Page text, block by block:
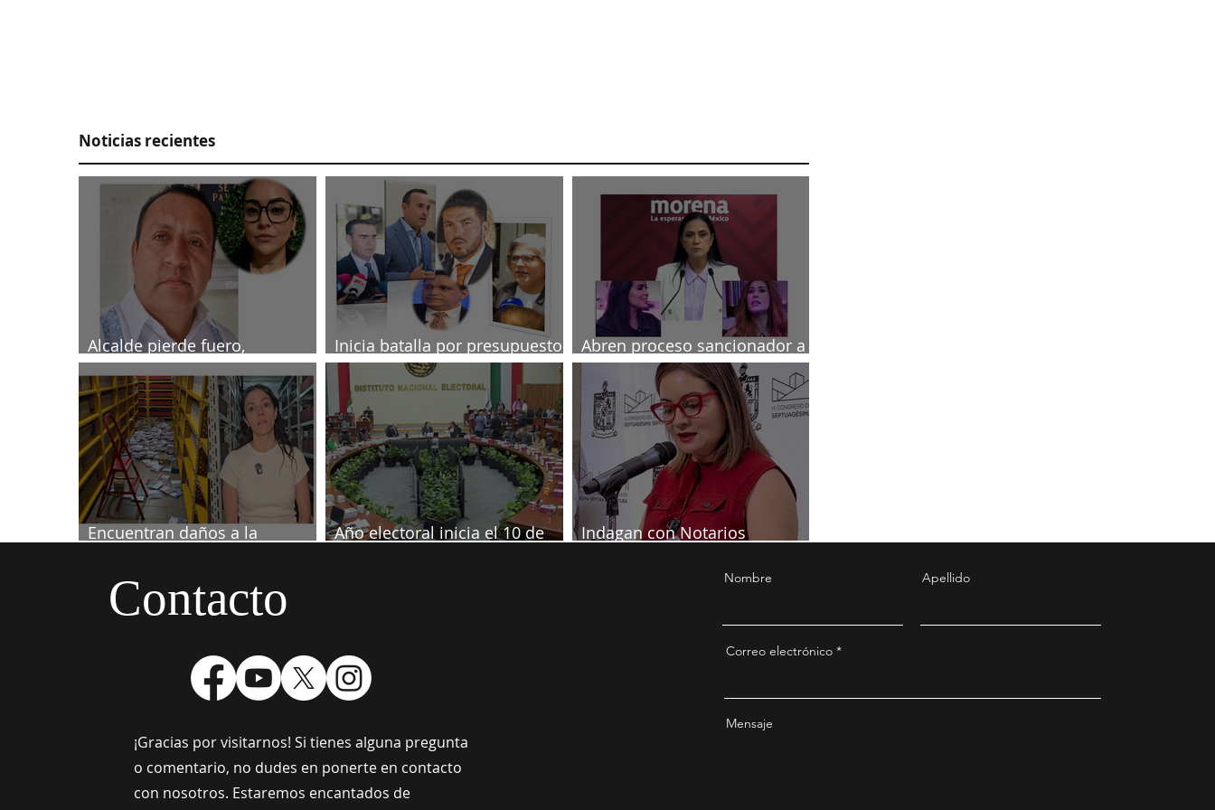
Noticias recientes
Alcalde pierde fuero,
investigado por muerte de
periodista
Inicia batalla por presupuesto
2027
Abren proceso sancionador a
diputadas poblanas
Encuentran daños a la
Año electoral inicia el 10 de
Indagan con Notarios
Contacto
¡Gracias por visitarnos! Si tienes alguna pregunta
o comentario, no dudes en ponerte en contacto
con nosotros. Estaremos encantados de
Nombre Apellido
Correo electrónico
Mensaje